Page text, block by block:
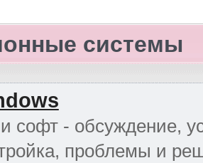
системы
софт - обсуждение,
проблемы и